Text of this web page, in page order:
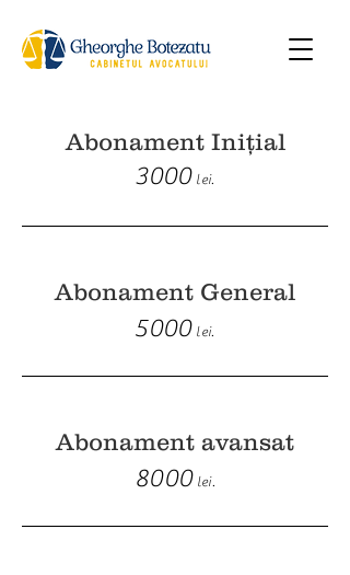
Abonament Inițial
3000 lei.
Abonament General
5000 lei.
Abonament avansat
8000 lei.